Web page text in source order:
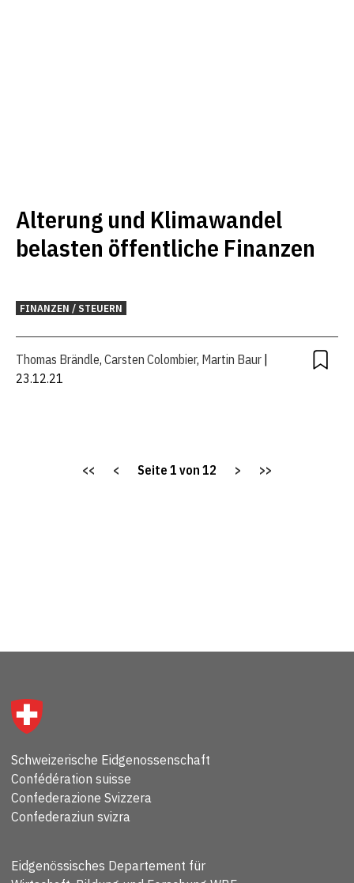
Alterung und Klimawandel
belasten öffentliche Finanzen
FINANZEN / STEUERN
Thomas Brändle, Carsten Colombier, Martin Baur
23.12.21
<< < Seite 1 von 12 > >>
Schweizerische Eidgenossenschaft
Confédération suisse
Confederazione Svizzera
Confederaziun svizra
Eidgenössisches Departement für